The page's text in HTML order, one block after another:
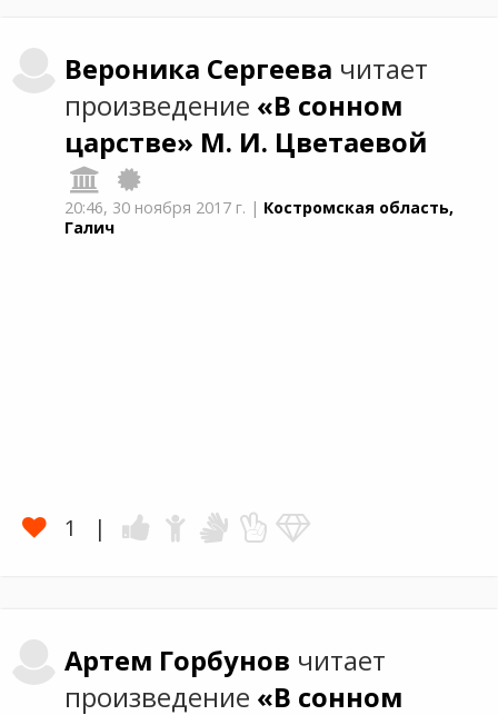
Вероника Сергеева читает
произведение «В сонном
царстве» М. И. Цветаевой
20:46, 30 ноября 2017 г. | Костромская область,
Галич
1
Артем Горбунов читает
произведение «В сонном